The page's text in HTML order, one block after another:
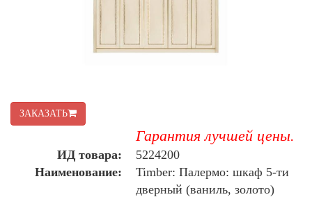
ЗАКАЗАТЬ
Гарантия лучшей цены.
ИД товара:
5224200
Наименование:
Timber: Палермо: шкаф 5-ти
дверный (ваниль, золото)